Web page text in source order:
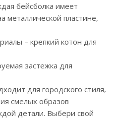
бейсболка имеет
металлической пластине,
– крепкий котон для
застежка для
для городского стиля,
смелых образов
детали. Выбери свой